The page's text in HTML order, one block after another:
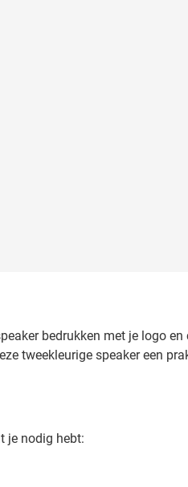
bedrukken met je logo en
tweekleurige speaker een
je nodig hebt: